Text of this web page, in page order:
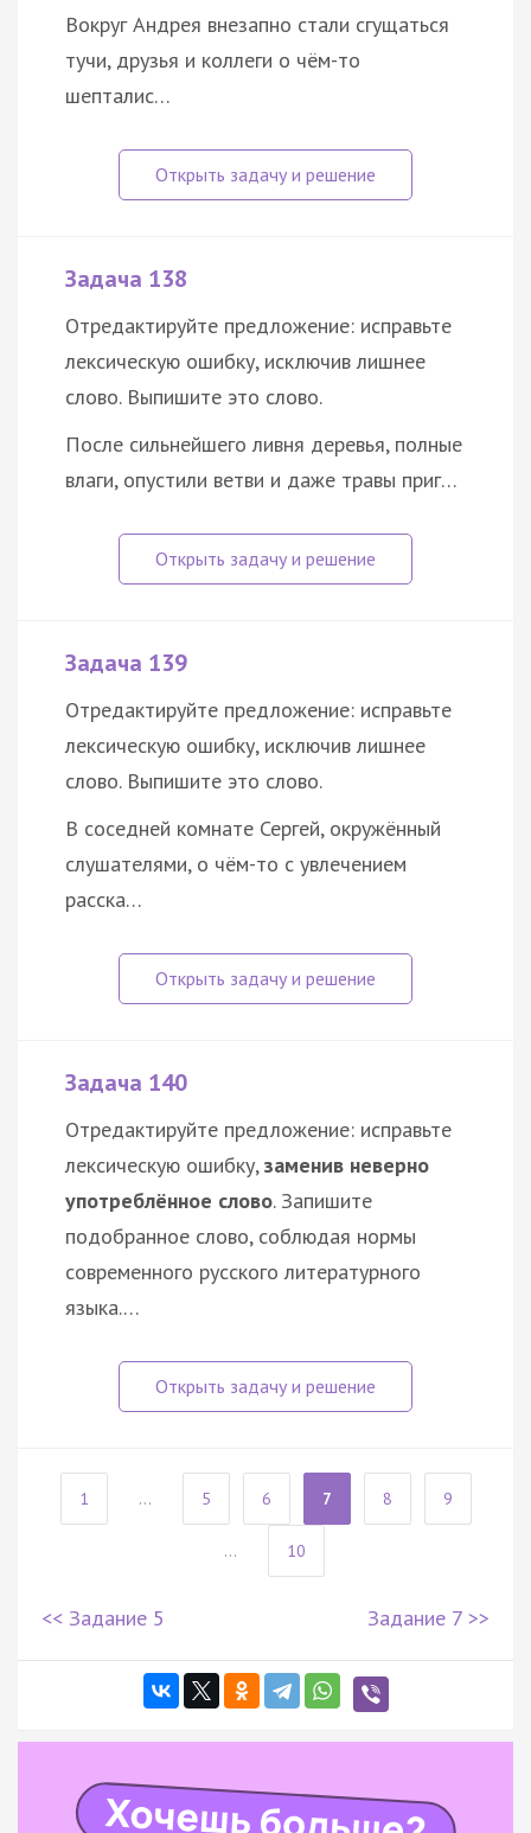
Вокруг Андрея внезапно стали сгущаться
тучи, друзья и коллеги о чём-то
шепталис…
Задача 138
Отредактируйте предложение: исправьте
лексическую ошибку, исключив лишнее
слово. Выпишите это слово.
После сильнейшего ливня деревья, полные
влаги, опустили ветви и даже травы приг…
Задача 139
Отредактируйте предложение: исправьте
лексическую ошибку, исключив лишнее
слово. Выпишите это слово.
В соседней комнате Сергей, окружённый
слушателями, о чём-то с увлечением
расска…
Задача 140
Отредактируйте предложение: исправьте
лексическую ошибку,заменив неверно
употреблённое слово. Запишите
подобранное слово, соблюдая нормы
современного русского литературного
языка.…
1 ... 5 6 7 8 9
... 10
<< Задание 5 Задание 7 >>